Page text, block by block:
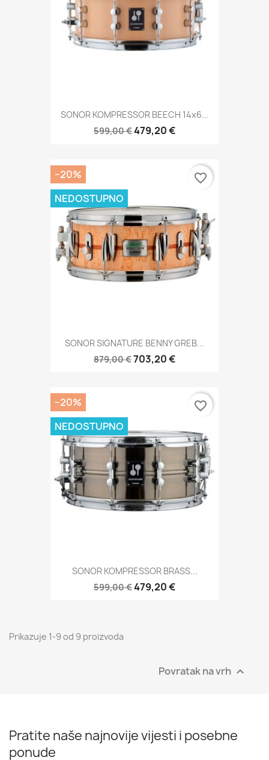
SONOR KOMPRESSOR BEECH 14x6...
599,00 €479,20 €
SONOR SIGNATURE BENNY GREB...
879,00 €703,20 €
−20%
NEDOSTUPNO
favorite_border
SONOR KOMPRESSOR BRASS...
599,00 €479,20 €
−20%
NEDOSTUPNO
favorite_border
Prikazuje 1-9 od 9 proizvoda
Povratak na vrh 
Pratite naše najnovije vijesti i posebne
ponude